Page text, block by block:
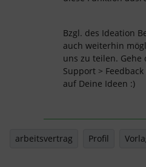
Bzgl. des Ideation
auch weiterhin
uns zu teilen. Gehe
Support >
auf Deine Ideen :)
arbeitsvertrag Profil